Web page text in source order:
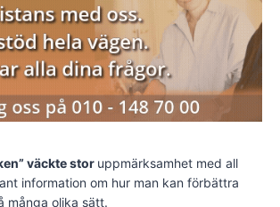
väckte stor uppmärksamhet med all
information om hur man kan förbättra
många olika sätt.